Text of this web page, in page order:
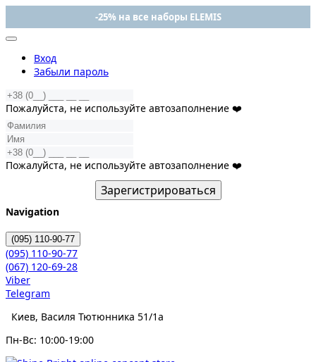
-25% на все наборы ELEMIS
Вход
Забыли пароль
Пожалуйста, не используйте автозаполнение ❤️
Пожалуйста, не используйте автозаполнение ❤️
Зарегистрироваться
Navigation
(095) 110-90-77
(095) 110-90-77
(067) 120-69-28
Viber
Telegram
Киев, Василя Тютюнника 51/1а
Пн-Вс: 10:00-19:00